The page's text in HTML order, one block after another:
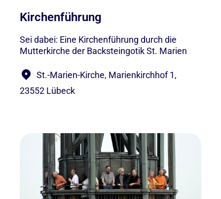
Kirchenführung
Sei dabei: Eine Kirchenführung durch die
Mutterkirche der Backsteingotik St. Marien
St.-Marien-Kirche, Marienkirchhof 1,
23552 Lübeck